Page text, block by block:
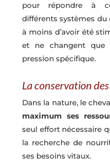
pour répondre à
différents systèmes du
à moins d’avoir été
et ne changent que
pression spécifique.
La conservation
Dans la nature, le
maximum ses
seul effort nécessaire
la recherche de
ses besoins vitaux.